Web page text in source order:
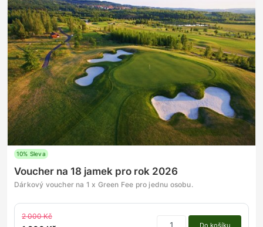
10% Sleva
Voucher na 18 jamek pro rok 2026
Dárkový voucher na 1 x Green Fee pro jednu osobu.
2 000 Kč
Do košíku